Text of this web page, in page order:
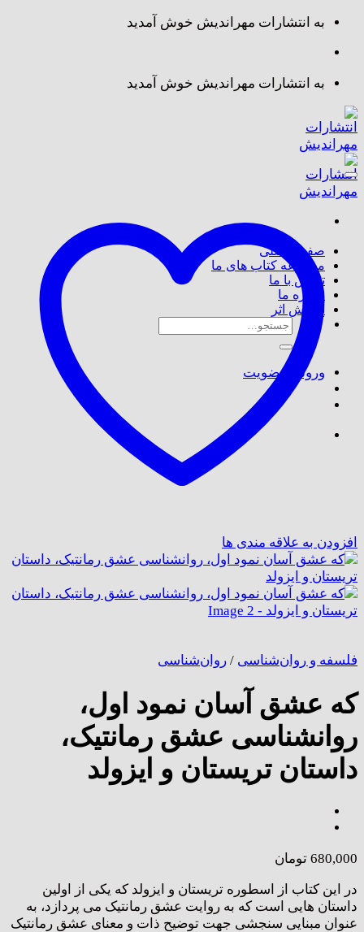
Skip
content
به انتشارات مهراندیش خوش آمدید
به انتشارات مهراندیش خوش آمدید
صفحه اصلی
مجموعه کتاب های ما
تماس با ما
درباره ما
پذیرش اثر
جستجو
برای:
ورود / عضویت
افزودن به علاقه مندی ها
فلسفه و روان‌شناسی / روان‌شناسی
که عشق آسان نمود اول،
روانشناسی عشق رمانتیک،
داستان تریستان و ایزولد
680,000 تومان
در این کتاب از اسطوره تریستان و ایزولد که یکی از اولین
داستان هایی است که به روایت عشق رمانتیک می پردازد، به
عنوان مبنایی سنجشی جهت توضیح ذات و معنای عشق رمانتیک